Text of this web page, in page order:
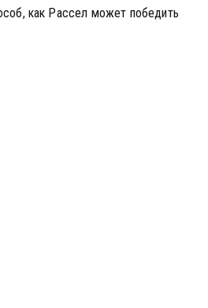
как Рассел может победить